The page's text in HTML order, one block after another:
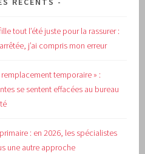
tout l’été juste pour la rassurer :
j’ai compris mon erreur
temporaire » :
se sentent effacées au bureau
: en 2026, les spécialistes
une autre approche